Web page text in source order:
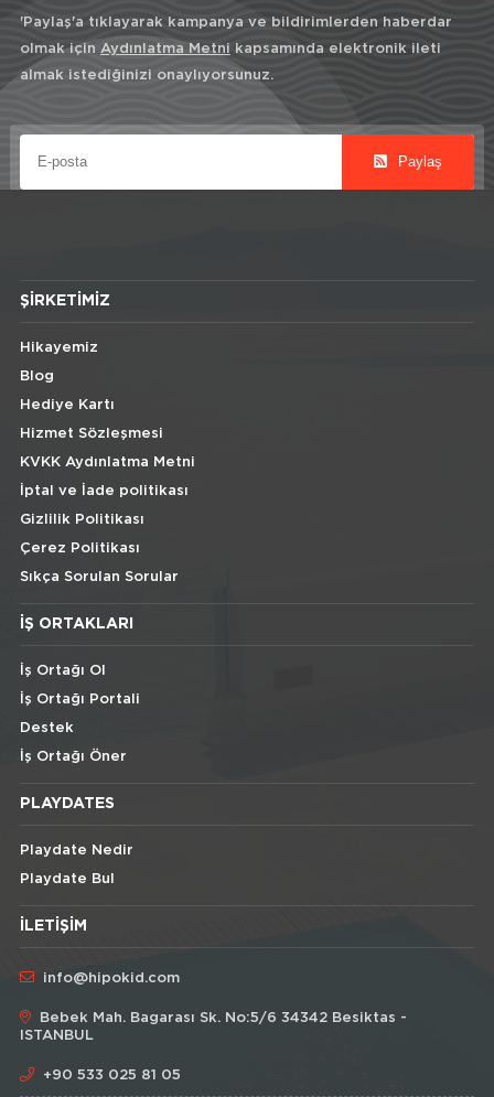
'Paylaş'a tıklayarak kampanya ve bildirimlerden haberdar
olmak için Aydınlatma Metni kapsamında elektronik ileti
almak istediğinizi onaylıyorsunuz.
Paylaş
ŞIRKETIMIZ
Hikayemiz
Blog
Hediye Kartı
Hizmet Sözleşmesi
KVKK Aydınlatma Metni
İptal ve İade politikası
Gizlilik Politikası
Çerez Politikası
Sıkça Sorulan Sorular
İŞ ORTAKLARI
İş Ortağı Ol
İş Ortağı Portali
Destek
İş Ortağı Öner
PLAYDATES
Playdate Nedir
Playdate Bul
İLETIŞIM
info@hipokid.com
Bebek Mah. Bagarası Sk. No:5/6 34342 Besiktas -
ISTANBUL
+90 533 025 81 05